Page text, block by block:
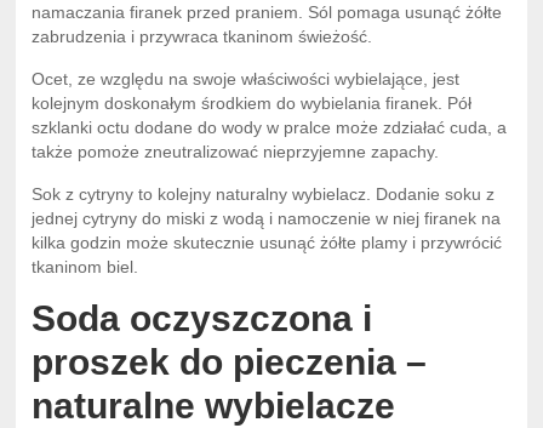
namaczania firanek przed praniem. Sól pomaga usunąć żółte
zabrudzenia i przywraca tkaninom świeżość.
Ocet, ze względu na swoje właściwości wybielające, jest
kolejnym doskonałym środkiem do wybielania firanek. Pół
szklanki octu dodane do wody w pralce może zdziałać cuda, a
także pomoże zneutralizować nieprzyjemne zapachy.
Sok z cytryny to kolejny naturalny wybielacz. Dodanie soku z
jednej cytryny do miski z wodą i namoczenie w niej firanek na
kilka godzin może skutecznie usunąć żółte plamy i przywrócić
tkaninom biel.
Soda oczyszczona i
proszek do pieczenia –
naturalne wybielacze